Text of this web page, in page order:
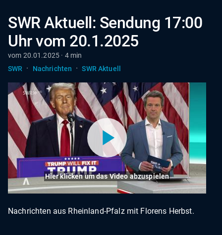
SWR Aktuell: Sendung 17:00
Uhr vom 20.1.2025
vom 20.01.2025 · 4 min
SWR
· Nachrichten · SWR Aktuell
Hier klicken um das Video abzuspielen
Nachrichten aus Rheinland-Pfalz mit Florens Herbst.